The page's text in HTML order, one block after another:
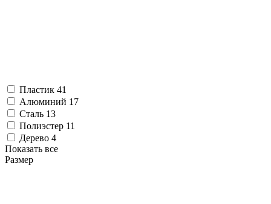
Пластик 41
Алюминий 17
Сталь 13
Полиэстер 11
Дерево 4
Показать все
Размер